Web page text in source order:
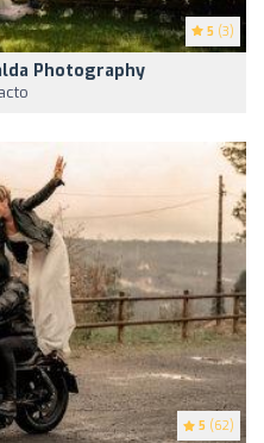
5 (3)
Photography
5 (62)